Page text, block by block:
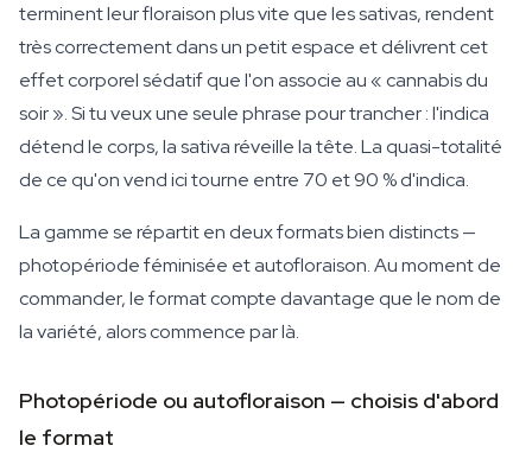
terminent leur floraison plus vite que les sativas, rendent
très correctement dans un petit espace et délivrent cet
effet corporel sédatif que l'on associe au « cannabis du
soir ». Si tu veux une seule phrase pour trancher : l'indica
détend le corps, la sativa réveille la tête. La quasi-totalité
de ce qu'on vend ici tourne entre 70 et 90 % d'indica.
La gamme se répartit en deux formats bien distincts —
photopériode féminisée et autofloraison. Au moment de
commander, le format compte davantage que le nom de
la variété, alors commence par là.
Photopériode ou autofloraison — choisis d'abord
le format